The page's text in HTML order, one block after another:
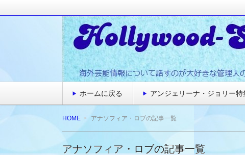
☆ハリウッドスターネッ
海外の芸能情報を読んだり集めたりするのが大
ホームに戻る アンジェリーナ・ジョリー特
HOME アナソフィア・ロブの記事一覧
アナソフィア・ロブの記事一覧